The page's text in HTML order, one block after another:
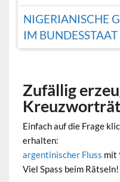
NIGERIANISCHE
M BUNDESSTAAT
Zufällig
Einfach auf die Frage
erhalten:
argentinischer Fluss mit
Viel Spass beim Rätseln!